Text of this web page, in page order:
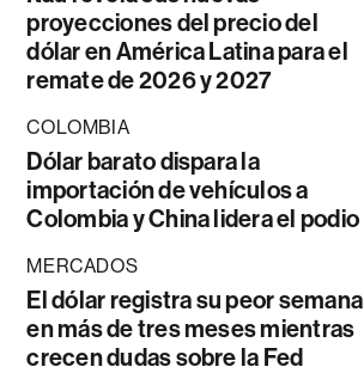
proyecciones del precio del
dólar en América Latina para el
remate de 2026 y 2027
COLOMBIA
Dólar barato dispara la
importación de vehículos a
Colombia y China lidera el podio
MERCADOS
El dólar registra su peor semana
en más de tres meses mientras
crecen dudas sobre la Fed